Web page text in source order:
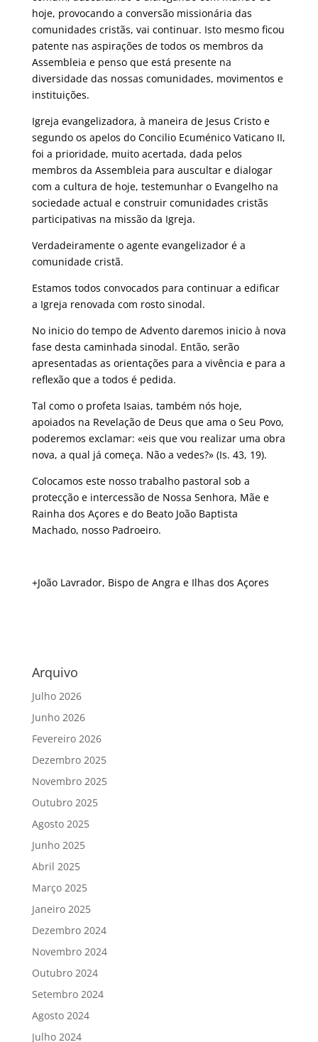
hoje, provocando a conversão missionária das
comunidades cristãs, vai continuar. Isto mesmo ficou
patente nas aspirações de todos os membros da
Assembleia e penso que está presente na
diversidade das nossas comunidades, movimentos e
instituições.
Igreja evangelizadora, à maneira de Jesus Cristo e
segundo os apelos do Concilio Ecuménico Vaticano II,
foi a prioridade, muito acertada, dada pelos
membros da Assembleia para auscultar e dialogar
com a cultura de hoje, testemunhar o Evangelho na
sociedade actual e construir comunidades cristãs
participativas na missão da Igreja.
Verdadeiramente o agente evangelizador é a
comunidade cristã.
Estamos todos convocados para continuar a edificar
a Igreja renovada com rosto sinodal.
No inicio do tempo de Advento daremos inicio à nova
fase desta caminhada sinodal. Então, serão
apresentadas as orientações para a vivência e para a
reflexão que a todos é pedida.
Tal como o profeta Isaias, também nós hoje,
apoiados na Revelação de Deus que ama o Seu Povo,
poderemos exclamar: «eis que vou realizar uma obra
nova, a qual já começa. Não a vedes?» (Is. 43, 19).
Colocamos este nosso trabalho pastoral sob a
protecção e intercessão de Nossa Senhora, Mãe e
Rainha dos Açores e do Beato João Baptista
Machado, nosso Padroeiro.
+João Lavrador, Bispo de Angra e Ilhas dos Açores
Arquivo
Julho 2026
Junho 2026
Fevereiro 2026
Dezembro 2025
Novembro 2025
Outubro 2025
Agosto 2025
Junho 2025
Abril 2025
Março 2025
Janeiro 2025
Dezembro 2024
Novembro 2024
Outubro 2024
Setembro 2024
Agosto 2024
Julho 2024